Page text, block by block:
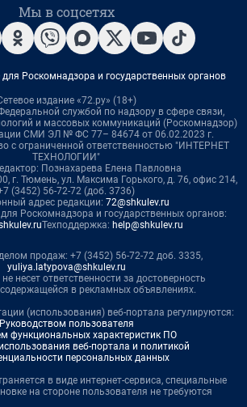
Мы в соцсетях
Роскомнадзора и государственных органов
издание «72.ру» (18+)
службой по надзору в сфере связи,
и массовых коммуникаций (Роскомнадзор)
СМИ ЭЛ № ФС 77– 84674 от 06.02.2023 г.
с ограниченной ответственностью "ИНТЕРНЕТ
ТЕХНОЛОГИИ"
Познахарева Елена Павловна
г. Тюмень, ул. Максима Горького, д. 76, офис 214,
(3452) 56-72-72 (доб. 3736)
адрес редакции: 72@shkulev.ru
Роскомнадзора и государственных органов:
Техподдержка: help@shkulev.ru
продаж: +7 (3452) 56-72-72 доб. 3335,
yuliya.latypova@shkulev.ru
несет ответственности за достоверность
в рекламных объявлениях.
(использования) веб-портала регулируются:
Руководством пользователя
функциональных характеристик ПО
веб-портала и политикой
персональных данных
в виде интернет-сервиса, специальные
на стороне пользователя не требуются